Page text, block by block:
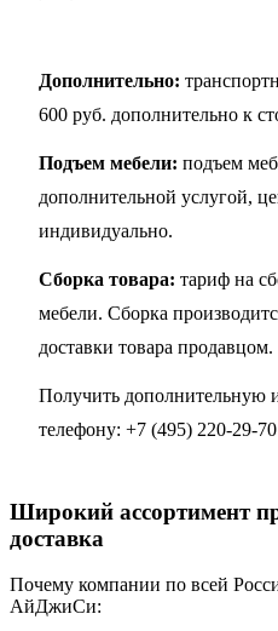
Дополнительно:
600 руб. дополнительно к
Подъем мебели: подъем
дополнительной услугой,
индивидуально.
Сборка товара: тариф на
мебели. Сборка
доставки товара продавцом.
Получить
телефону: +7 (495) 220-29-70
Широкий ассортимент
доставка
Почему компании по всей
АйДжиСи: